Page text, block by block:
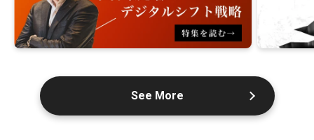
See More